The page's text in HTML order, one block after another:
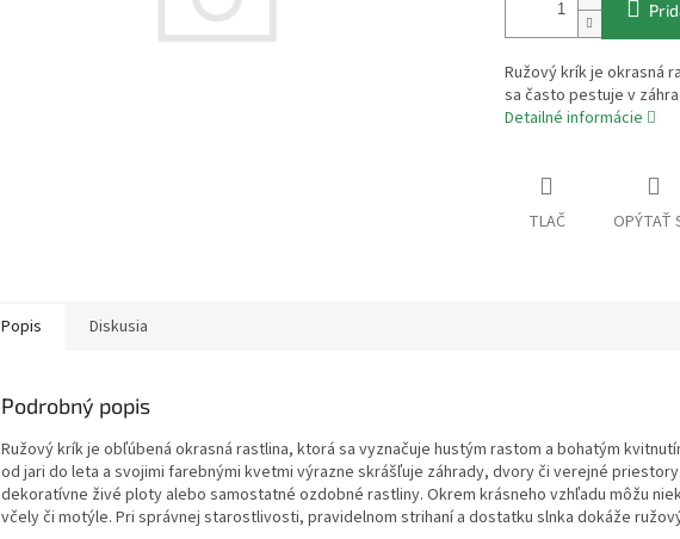
Ružový krík je okrasná
sa často pestuje v
Detailné informácie
TLAČ OPÝTAŤ
Popis Diskusia
Podrobný popis
Ružový krík je obľúbená okrasná rastlina, ktorá sa vyznačuje hustým rastom a bohatým
od jari do leta a svojimi farebnými kvetmi výrazne skrášľuje záhrady, dvory či verejné
dekoratívne živé ploty alebo samostatné ozdobné rastliny. Okrem krásneho vzhľadu môžu
včely či motýle. Pri správnej starostlivosti, pravidelnom strihaní a dostatku slnka dokáže